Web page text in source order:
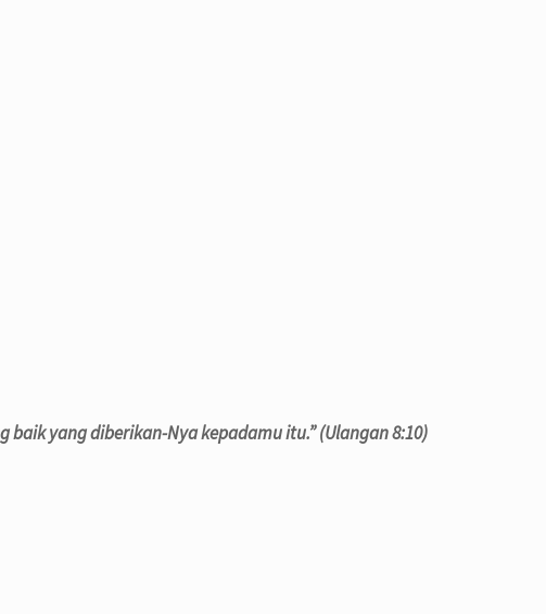
baik yang diberikan-Nya kepadamu itu.” (Ulangan 8:10)